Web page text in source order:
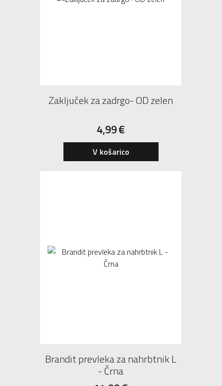
Zaključek za zadrgo- OD zelen
4,99€
V košarico
Brandit prevleka za nahrbtnik L
- Črna